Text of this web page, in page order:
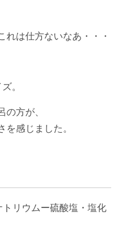
れは仕方ないなあ・・・
。
の方が、
を感じました。
リウムー硫酸塩・塩化